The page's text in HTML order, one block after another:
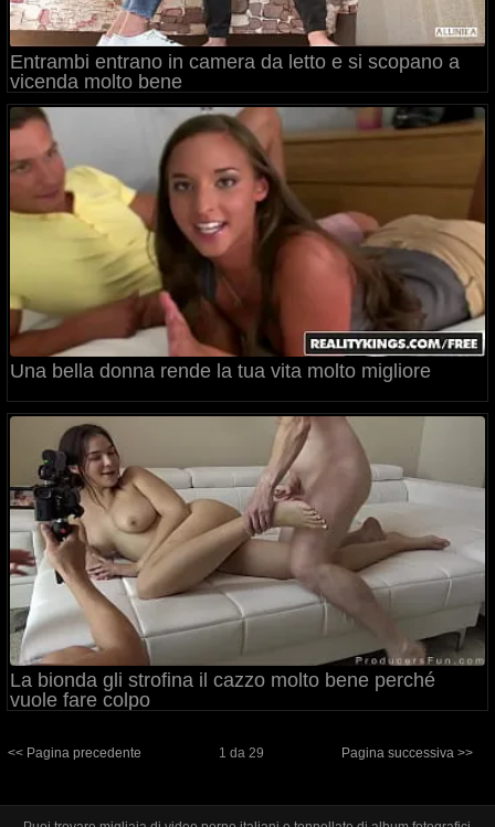
Entrambi entrano in camera da letto e si scopano a
vicenda molto bene
Una bella donna rende la tua vita molto migliore
La bionda gli strofina il cazzo molto bene perché
vuole fare colpo
<< Pagina precedente 1 da 29 Pagina successiva >>